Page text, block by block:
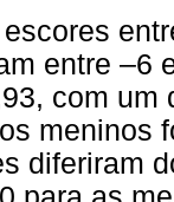
entre –6
com um
meninos
diferiram